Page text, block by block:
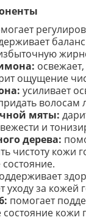
ощущение
усиливает
волосам
мяты:
и
дерева:
чистоту кожи
уходу за кожей
помогает
кожи